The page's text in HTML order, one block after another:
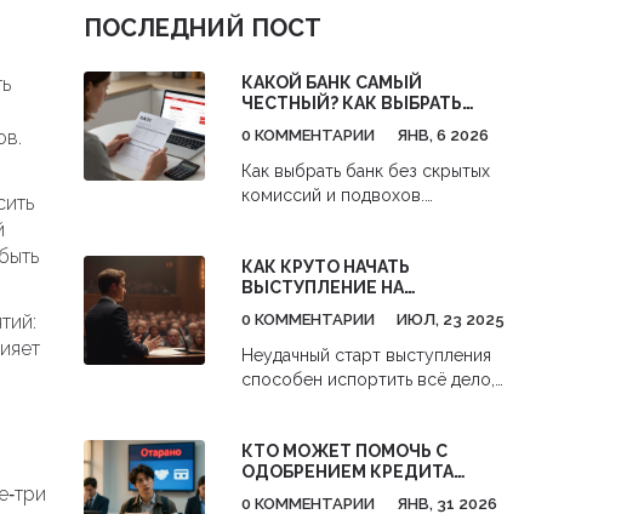
ПОСЛЕДНИЙ ПОСТ
КАКОЙ БАНК САМЫЙ
ЧЕСТНЫЙ? КАК ВЫБРАТЬ
СКРЫТЫХ КОМИССИЙ И
ПОДВОХОВ
0 КОММЕНТАРИИ ЯНВ, 6 2026
Как выбрать банк без скрытых
комиссий и подвохов.
попасть в ловушку платных
услуг. Проверенные факты на
2026 год.
КАК КРУТО НАЧАТЬ
ВЫСТУПЛЕНИЕ НА
СЕКРЕТЫ, ТИПИЧНЫЕ ОШИБКИ
0 КОММЕНТАРИИ ИЮЛ, 23 2025
Неудачный старт выступления
способен испортить всё дело,
зацепить внимание?
КТО МОЖЕТ ПОМОЧЬ С
ОДОБРЕНИЕМ КРЕДИТА
0 КОММЕНТАРИИ ЯНВ, 31 2026